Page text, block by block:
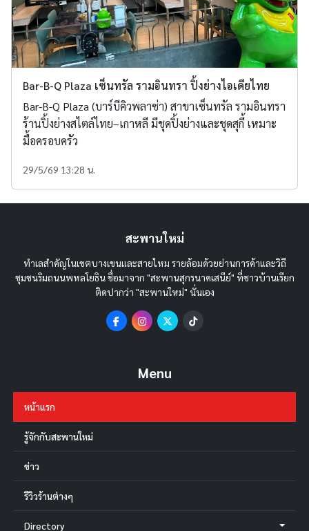
Bar-B-Q Plaza เซ็นทรัล รามอินทรา ปิ้งย่างไอเดียไทย
Bar-B-Q Plaza (บาร์บีคิวพลาซ่า) สาขาเซ็นทรัล รามอินทรา
ร้านปิ้งย่างสไตล์ไทย–เกาหลี มีชุดปิ้งย่างและชุดสุกี้ เหมาะ
มื้อครอบครัว
29/5/69 13:28 น.
สะพานใหม่
ทำเลสำคัญในเขตบางเขนและสายไหม รายล้อมด้วยย่านการค้าและวิถี
ชุมชนริมถนนพหลโยธิน ชื่อมาจาก "สะพานสุกรนาคเสนีย์" ที่ชาวบ้านเรียก
ติดปากว่า "สะพานใหม่" นั่นเอง
Menu
หน้าแรก
รู้จักกับสะพานใหม่
ข่าว
รีวิวร้านต่างๆ
Directory